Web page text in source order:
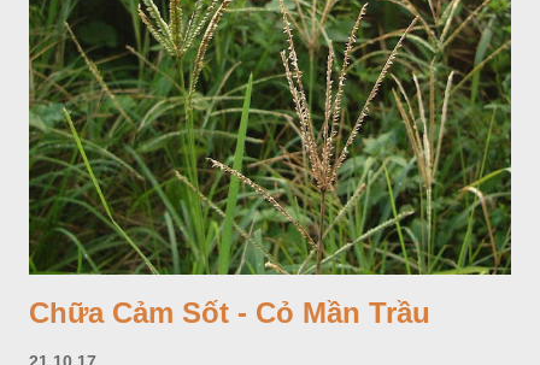
Chữa Cảm Sốt - Cỏ Mần Trầu
21.10.17